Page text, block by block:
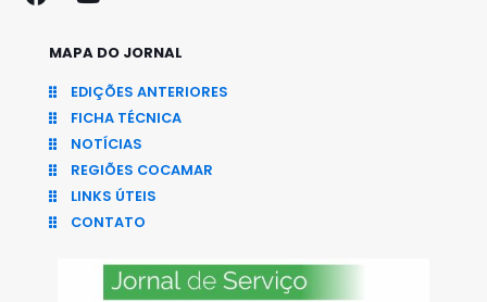
MAPA DO JORNAL
EDIÇÕES ANTERIORES
FICHA TÉCNICA
NOTÍCIAS
REGIÕES COCAMAR
LINKS ÚTEIS
CONTATO